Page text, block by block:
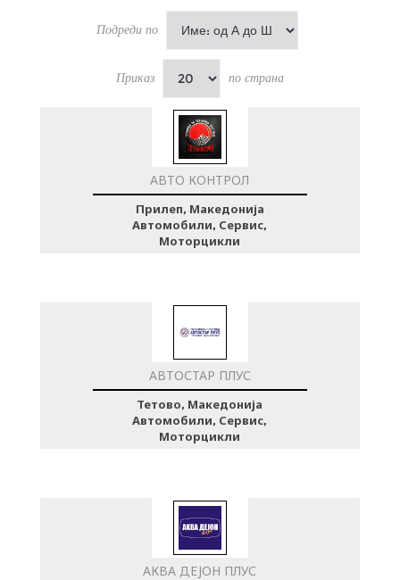
Подреди по
Приказ по страна
АВТО КОНТРОЛ
Прилеп, Македонија
Автомобили, Сервис,
Моторцикли
АВТОСТАР ПЛУС
Тетово, Македонија
Автомобили, Сервис,
Моторцикли
АКВА ДЕЈОН ПЛУС